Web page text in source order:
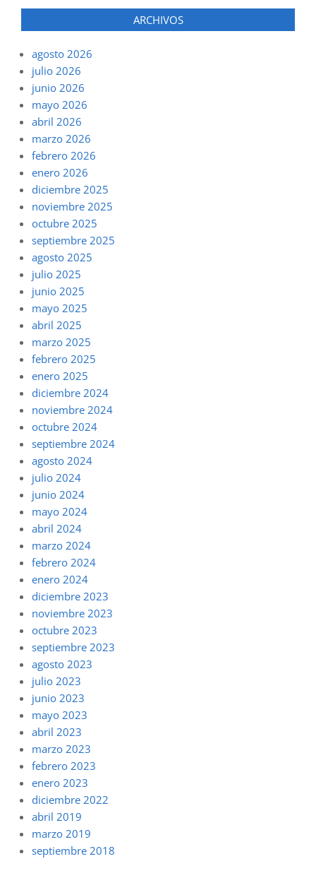
ARCHIVOS
agosto 2026
julio 2026
junio 2026
mayo 2026
abril 2026
marzo 2026
febrero 2026
enero 2026
diciembre 2025
noviembre 2025
octubre 2025
septiembre 2025
agosto 2025
julio 2025
junio 2025
mayo 2025
abril 2025
marzo 2025
febrero 2025
enero 2025
diciembre 2024
noviembre 2024
octubre 2024
septiembre 2024
agosto 2024
julio 2024
junio 2024
mayo 2024
abril 2024
marzo 2024
febrero 2024
enero 2024
diciembre 2023
noviembre 2023
octubre 2023
septiembre 2023
agosto 2023
julio 2023
junio 2023
mayo 2023
abril 2023
marzo 2023
febrero 2023
enero 2023
diciembre 2022
abril 2019
marzo 2019
septiembre 2018